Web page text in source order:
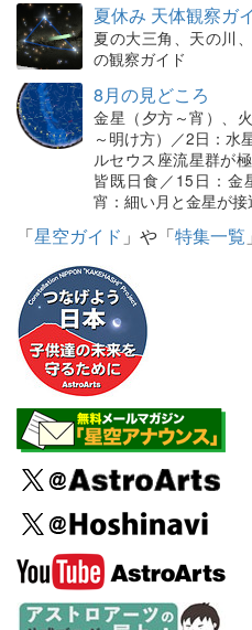
夏休み 天体観察ガ
夏の大三角、天の川
の観察ガイド
8月の見どころ
金星（夕方～宵）、
～明け方）／2日：水
ルセウス座流星群が
皆既日食／15日：金
宵：細い月と金星が
「星空ガイド 」や「特集一覧